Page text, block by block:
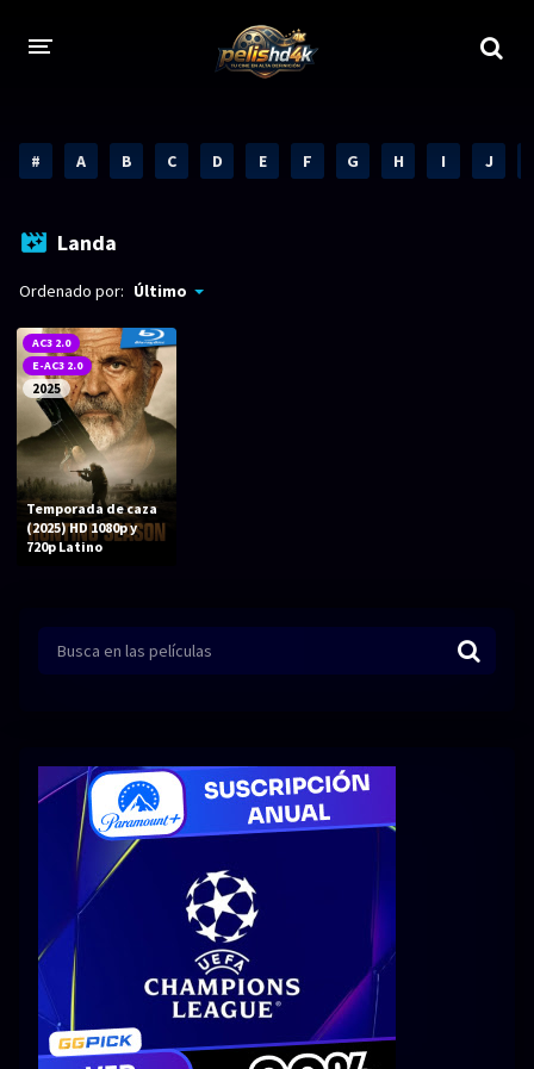
1080p 1080p Full HD
2160p REMUX 4K
720p
h265 HEVC
Bluray Completos
GÉNEROS
Acción
Comedia Crimen
Terror
Fantástico Romance
Bélico Thriller
Biográfico
SERIES
Series 1080p Series 4K HDR
Series 720p 2160p 4K SDR
# A B C D E F G H I J
Landa
Ordenado por: Último
AC3 2.0
E-AC3 2.0
2025
Temporada de caza
(2025) HD 1080p y
720p Latino